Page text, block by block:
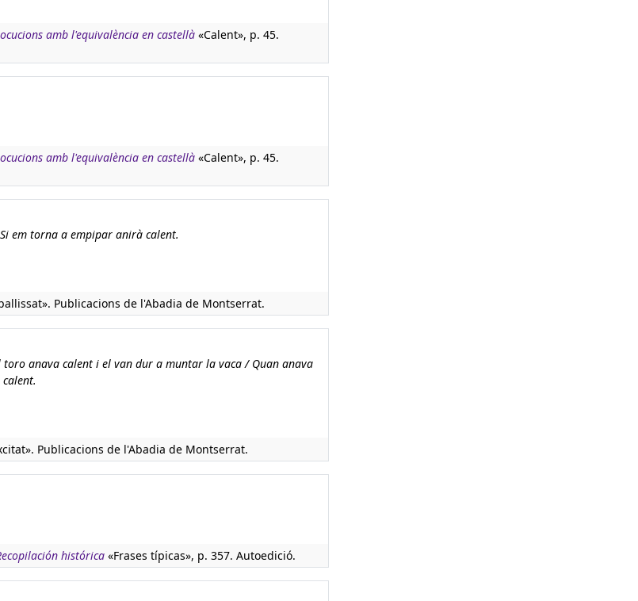
amb l'equivalència en castellà «Calent», p. 45.
amb l'equivalència en castellà «Calent», p. 45.
em torna a empipar anirà calent.
Publicacions de l'Abadia de Montserrat.
toro anava calent i el van dur a muntar la vaca / Quan anava
Publicacions de l'Abadia de Montserrat.
histórica «Frases típicas», p. 357. Autoedició.